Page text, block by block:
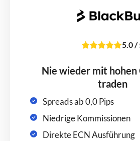
5.0/
Nie wieder mit hohen
traden
Spreads ab 0,0 Pips
Niedrige Kommissionen
Direkte ECN Ausführung